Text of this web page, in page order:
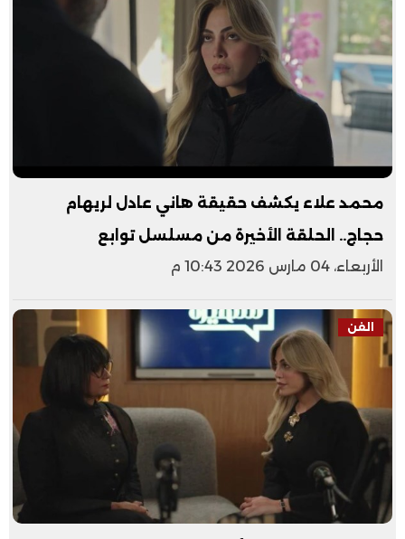
محمد علاء يكشف حقيقة هاني عادل لريهام
حجاج.. الحلقة الأخيرة من مسلسل توابع
الأربعاء، 04 مارس 2026 10:43 م
الفن